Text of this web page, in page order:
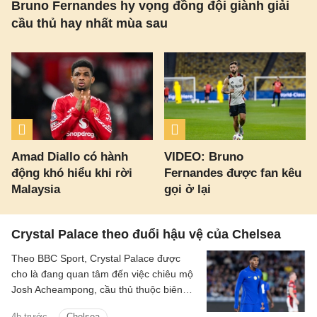
Bruno Fernandes hy vọng đồng đội giành giải
cầu thủ hay nhất mùa sau
Amad Diallo có hành
động khó hiểu khi rời
Malaysia
VIDEO: Bruno
Fernandes được fan kêu
gọi ở lại
Crystal Palace theo đuổi hậu vệ của Chelsea
Theo BBC Sport, Crystal Palace được
cho là đang quan tâm đến việc chiêu mộ
Josh Acheampong, cầu thủ thuộc biên